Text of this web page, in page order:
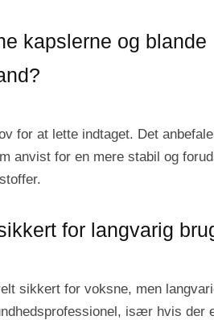
kapslerne og blande
for at lette indtaget. Det
anvist for en mere stabil og
for langvarig
sikkert for voksne, men
især hvis der